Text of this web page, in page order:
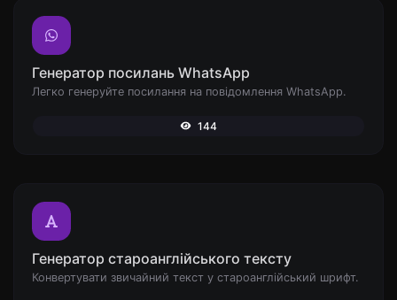
Генератор посилань WhatsApp
Легко генеруйте посилання на повідомлення WhatsApp.
144
Генератор староанглійського тексту
Конвертувати звичайний текст у староанглійський шрифт.